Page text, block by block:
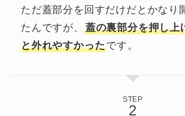
ただ蓋部分を回すだけだとかなり
たんですが、
蓋の裏部分を押し上
と外れやすかったです。
STEP